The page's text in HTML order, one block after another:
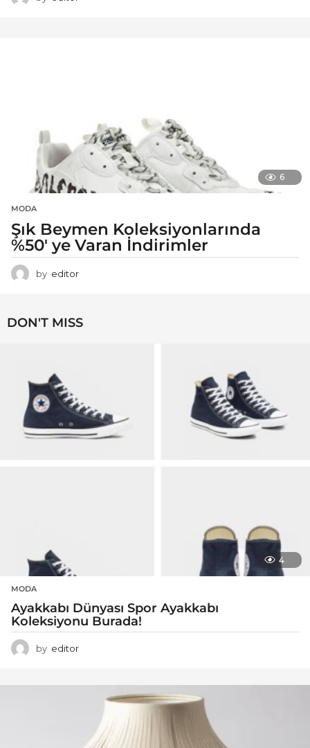
6
MODA
Şık Beymen Koleksiyonlarında
%50′ ye Varan İndirimler
by editor
DON'T MISS
4
MODA
Ayakkabı Dünyası Spor Ayakkabı
Koleksiyonu Burada!
by editor